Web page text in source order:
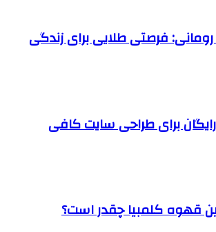
فرصتی طلایی برای زندگی
رایگان برای طراحی سایت کافی
قهوه کلمبیا چقدر است؟